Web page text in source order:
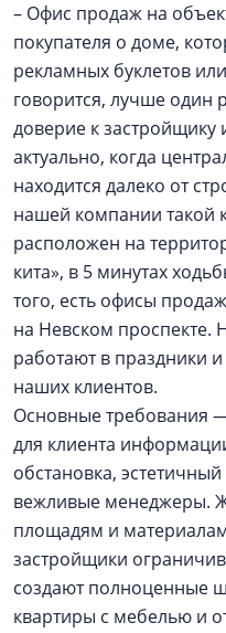
– Офис продаж на
покупателя о доме,
рекламных буклетов
говорится, лучше один
доверие к застройщику
актуально, когда
находится далеко от
нашей компании такой
расположен на
кита», в 5 минутах
того, есть офисы
на Невском
работают в праздники
наших клиентов.
Основные требования
для клиента
обстановка,
вежливые менеджеры.
площадям и
застройщики
создают полноценные
квартиры с мебелью и